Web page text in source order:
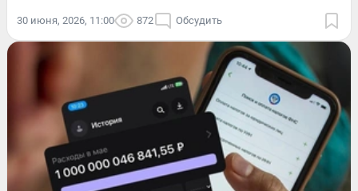
30 июня, 2026, 11:00 872 Обсудить